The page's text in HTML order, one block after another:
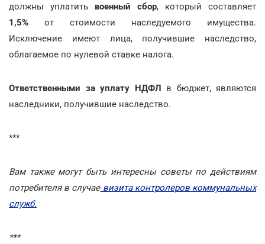
должны уплатить военный сбор, который составляет
1,5% от стоимости наследуемого имущества.
Исключение имеют лица, получившие наследство,
облагаемое по нулевой ставке налога.
Ответственными за уплату НДФЛ в бюджет, являются
наследники, получившие наследство.
***
Вам также могут быть интересны советы по действиям
потребителя в случаевизита контролеров коммунальных
служб.
***